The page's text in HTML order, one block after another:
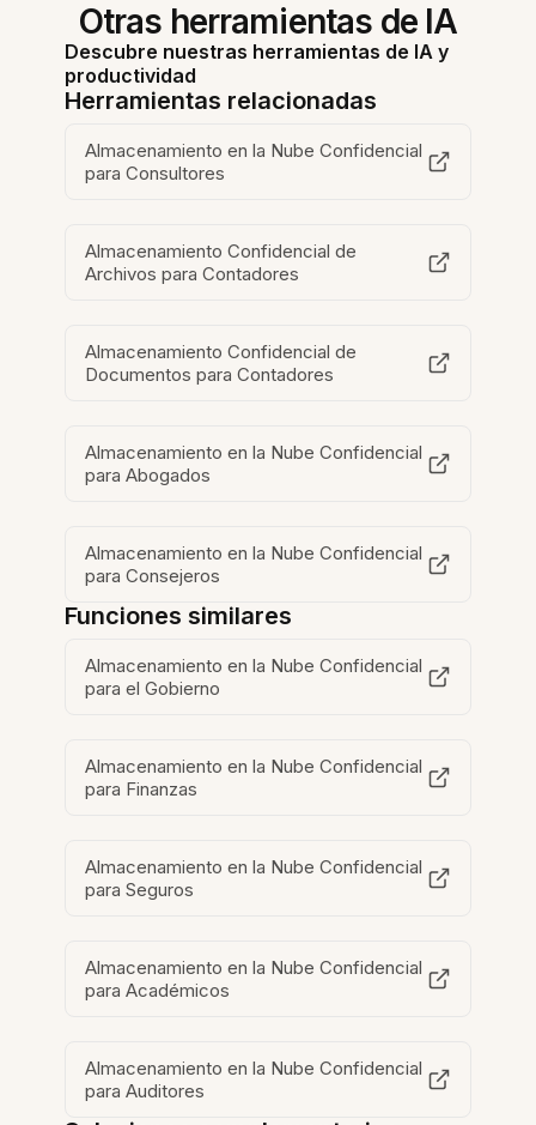
Otras herramientas de IA
Descubre nuestras herramientas de IA y
productividad
Herramientas relacionadas
Almacenamiento en la Nube Confidencial
para Consultores
Almacenamiento Confidencial de
Archivos para Contadores
Almacenamiento Confidencial de
Documentos para Contadores
Almacenamiento en la Nube Confidencial
para Abogados
Almacenamiento en la Nube Confidencial
para Consejeros
Funciones similares
Almacenamiento en la Nube Confidencial
para el Gobierno
Almacenamiento en la Nube Confidencial
para Finanzas
Almacenamiento en la Nube Confidencial
para Seguros
Almacenamiento en la Nube Confidencial
para Académicos
Almacenamiento en la Nube Confidencial
para Auditores